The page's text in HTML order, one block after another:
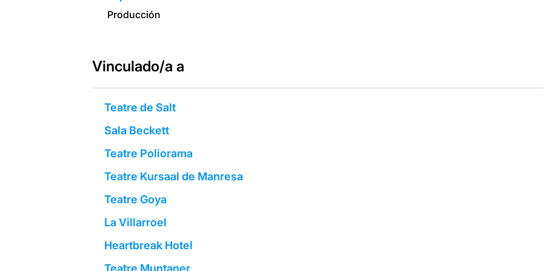
Producción
Vinculado/a a
Teatre de Salt
Sala Beckett
Teatre Poliorama
Teatre Kursaal de Manresa
Teatre Goya
La Villarroel
Heartbreak Hotel
Teatre Muntaner